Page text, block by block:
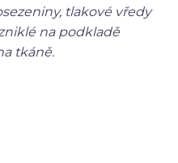
tlakové vředy
na podkladě
tkáně.